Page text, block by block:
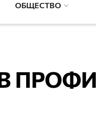
ОБЩЕСТВО